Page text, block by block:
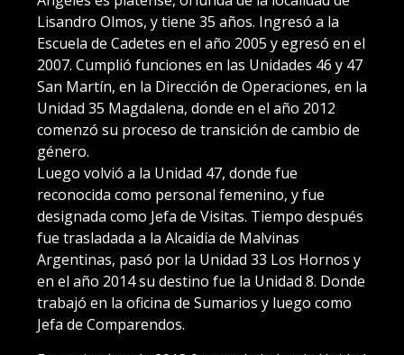
Lisandro Olmos, y tiene 35 años. Ingresó a la
Escuela de Cadetes en el año 2005 y egresó en el
2007. Cumplió funciones en las Unidades 46 y 47
San Martín, en la Dirección de Operaciones, en la
Unidad 35 Magdalena, donde en el año 2012
comenzó su proceso de transición de cambio de
género.
Luego volvió a la Unidad 47, donde fue
reconocida como personal femenino, y fue
designada como Jefa de Visitas. Tiempo después
fue trasladada a la Alcaidía de Malvinas
Argentinas, pasó por la Unidad 33 Los Hornos y
en el año 2014 su destino fue la Unidad 8. Donde
trabajó en la oficina de Sumarios y luego como
Jefa de Comparendos.